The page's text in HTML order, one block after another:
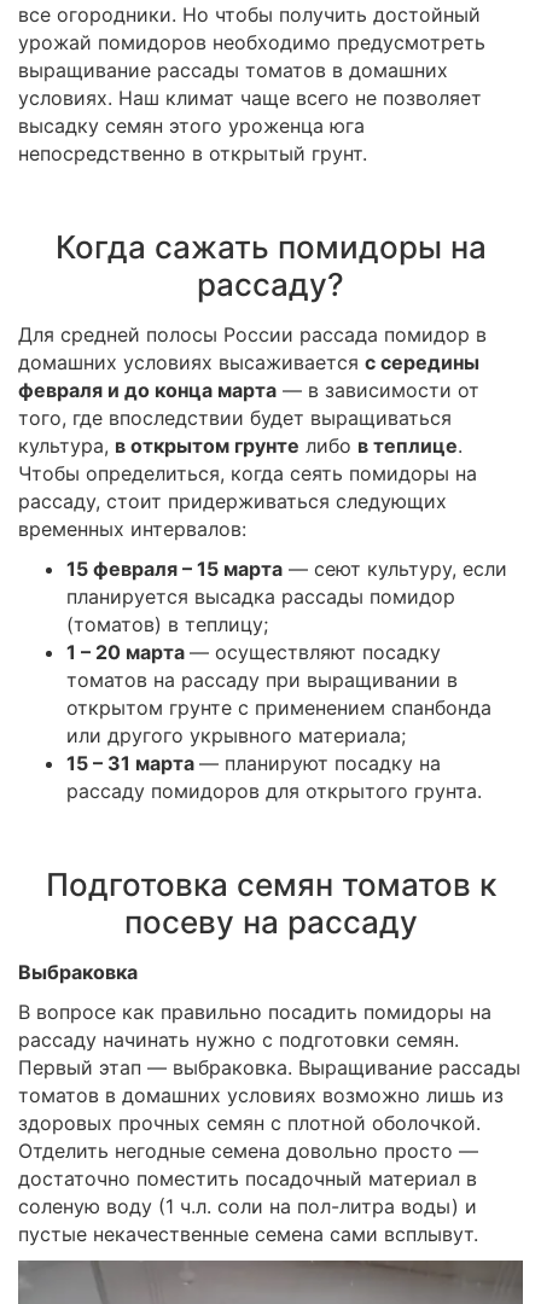
все огородники. Но чтобы получить достойный
урожай помидоров необходимо предусмотреть
выращивание рассады томатов в домашних
условиях. Наш климат чаще всего не позволяет
высадку семян этого уроженца юга
непосредственно в открытый грунт.
Когда сажать помидоры на
рассаду?
Для средней полосы России рассада помидор в
домашних условиях высаживается с середины
февраля и до конца марта — в зависимости от
того, где впоследствии будет выращиваться
культура, в открытом грунте либо в теплице.
Чтобы определиться, когда сеять помидоры на
рассаду, стоит придерживаться следующих
временных интервалов:
15 февраля – 15 марта — сеют культуру, если
планируется высадка рассады помидор
(томатов) в теплицу;
1 – 20 марта — осуществляют посадку
томатов на рассаду при выращивании в
открытом грунте с применением спанбонда
или другого укрывного материала;
15 – 31 марта — планируют посадку на
рассаду помидоров для открытого грунта.
Подготовка семян томатов к
посеву на рассаду
Выбраковка
В вопросе как правильно посадить помидоры на
рассаду начинать нужно с подготовки семян.
Первый этап — выбраковка. Выращивание рассады
томатов в домашних условиях возможно лишь из
здоровых прочных семян с плотной оболочкой.
Отделить негодные семена довольно просто —
достаточно поместить посадочный материал в
соленую воду (1 ч.л. соли на пол-литра воды) и
пустые некачественные семена сами всплывут.